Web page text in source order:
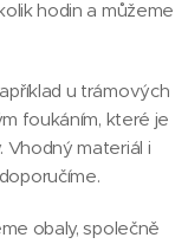
hodin a můžeme
u trámových
foukáním, které je
Vhodný materiál i
obaly, společně